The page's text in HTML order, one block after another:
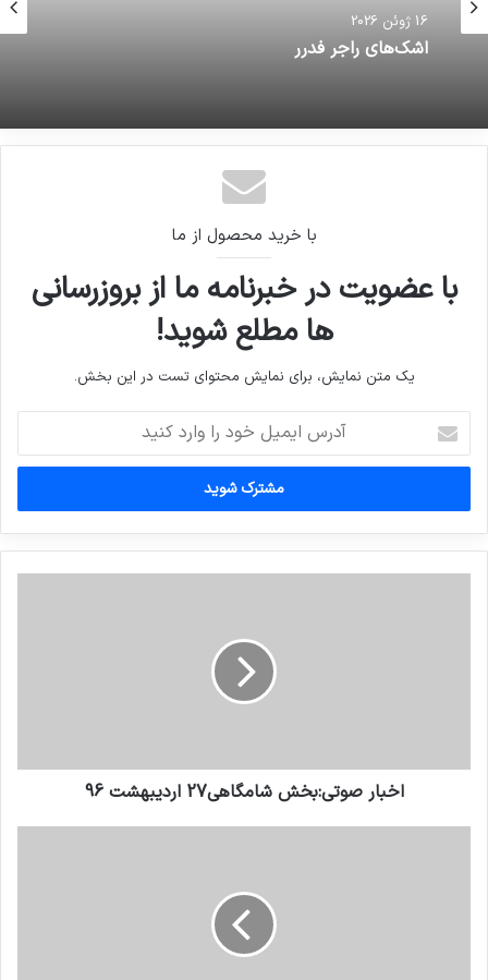
16 ژوئن 2026
اشک‌های راجر فدرر
با خرید محصول از ما
با عضویت در خبرنامه ما از بروزرسانی
ها مطلع شوید!
یک متن نمایش، برای نمایش محتوای تست در این بخش.
ایمیل
خود
وارد
کنید
اخبار صوتي:بخش شامگاهی27 اردیبهشت 96